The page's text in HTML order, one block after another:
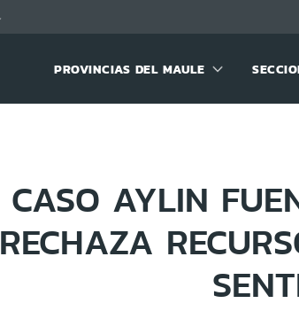
PROVINCIAS DEL MAULE
CASO AYLIN
RECHAZA